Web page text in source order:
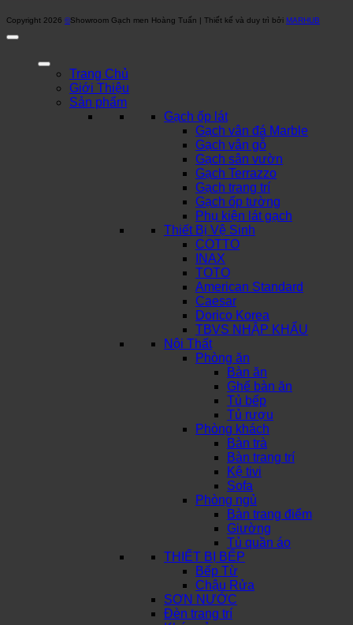
Copyright 2026 ©Showroom Gạch men Hoàng Tuấn | Thiết kế và duy trì bởi MARHUB
Trang Chủ
Giới Thiệu
Sản phẩm
Gạch ốp lát
Gạch vân đá Marble
Gạch vân gỗ
Gạch sân vườn
Gạch Terrazzo
Gạch trang trí
Gạch ốp tường
Phụ kiện lát gạch
Thiết Bị Vệ Sinh
COTTO
INAX
TOTO
American Standard
Caesar
Dorico Korea
TBVS NHẬP KHẨU
Nội Thất
Phòng ăn
Bàn ăn
Ghế bàn ăn
Tủ bếp
Tủ rượu
Phòng khách
Bàn trà
Bàn trang trí
Kệ tivi
Sofa
Phòng ngủ
Bàn trang điểm
Giường
Tủ quần áo
THIẾT BỊ BẾP
Bếp Từ
Chậu Rửa
SƠN NƯỚC
Đèn trang trí